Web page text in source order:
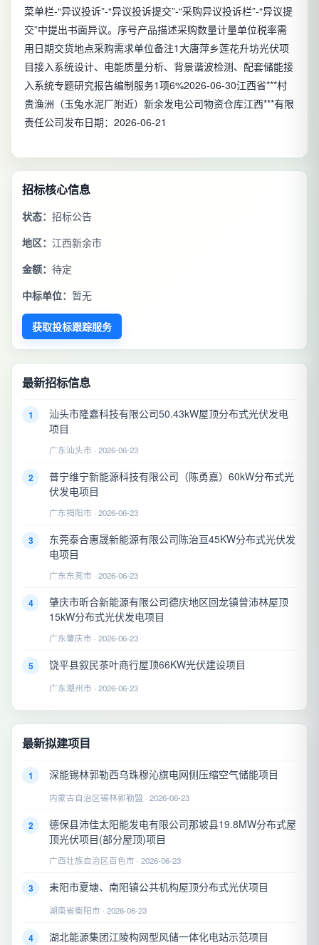
菜单栏-“异议投诉”-“异议投诉提交”-“采购异议投诉栏”-“异议提
交”中提出书面异议。序号产品描述采购数量计量单位税率需
用日期交货地点采购需求单位备注1大唐萍乡莲花升坊光伏项
目接入系统设计、电能质量分析、背景谐波检测、配套储能接
入系统专题研究报告编制服务1项6%2026-06-30江西省***村
贵渔洲（玉兔水泥厂附近）新余发电公司物资仓库江西***有限
责任公司发布日期：2026-06-21
招标核心信息
状态： 招标公告
地区： 江西新余市
金额： 待定
中标单位： 暂无
获取投标跟踪服务
最新招标信息
1
汕头市隆嘉科技有限公司50.43kW屋顶分布式光伏发电
项目
广东汕头市 · 2026-06-23
2
普宁维宁新能源科技有限公司（陈勇嘉）60kW分布式光
伏发电项目
广东揭阳市 · 2026-06-23
3
东莞泰合惠晟新能源有限公司陈治亘45KW分布式光伏发
电项目
广东东莞市 · 2026-06-23
4
肇庆市昕合新能源有限公司德庆地区回龙镇曾沛林屋顶
15kW分布式光伏发电项目
广东肇庆市 · 2026-06-23
5 饶平县叙民茶叶商行屋顶66KW光伏建设项目
广东潮州市 · 2026-06-23
最新拟建项目
1 深能锡林郭勒西乌珠穆沁旗电网侧压缩空气储能项目
内蒙古自治区锡林郭勒盟 · 2026-06-23
2
德保县沛佳太阳能发电有限公司那坡县19.8MW分布式屋
顶光伏项目(部分屋顶)项目
广西壮族自治区百色市 · 2026-06-23
3 耒阳市夏塘、南阳镇公共机构屋顶分布式光伏项目
湖南省衡阳市 · 2026-06-23
4 湖北能源集团江陵构网型风储一体化电站示范项目